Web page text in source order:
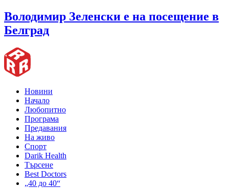
Володимир Зеленски е на посещение в
Белград
Новини
Начало
Любопитно
Програма
Предавания
На живо
Спорт
Darik Health
Търсене
Best Doctors
„40 до 40“